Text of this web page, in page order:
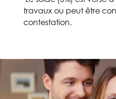
travaux ou peut être
contestation.